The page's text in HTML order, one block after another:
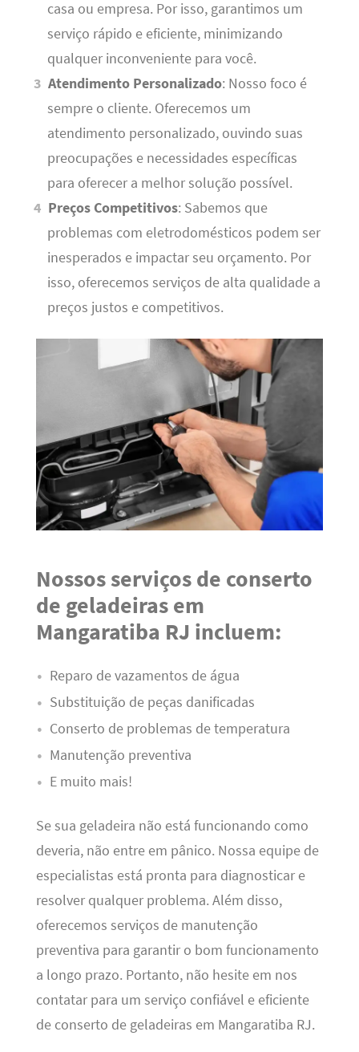
casa ou empresa. Por isso, garantimos um
serviço rápido e eficiente, minimizando
qualquer inconveniente para você.
Atendimento Personalizado: Nosso foco é
sempre o cliente. Oferecemos um
atendimento personalizado, ouvindo suas
preocupações e necessidades específicas
para oferecer a melhor solução possível.
Preços Competitivos: Sabemos que
problemas com eletrodomésticos podem ser
inesperados e impactar seu orçamento. Por
isso, oferecemos serviços de alta qualidade a
preços justos e competitivos.
Nossos serviços de conserto
de geladeiras em
Mangaratiba RJ incluem:
Reparo de vazamentos de água
Substituição de peças danificadas
Conserto de problemas de temperatura
Manutenção preventiva
E muito mais!
Se sua geladeira não está funcionando como
deveria, não entre em pânico. Nossa equipe de
especialistas está pronta para diagnosticar e
resolver qualquer problema. Além disso,
oferecemos serviços de manutenção
preventiva para garantir o bom funcionamento
a longo prazo. Portanto, não hesite em nos
contatar para um serviço confiável e eficiente
de conserto de geladeiras em Mangaratiba RJ.